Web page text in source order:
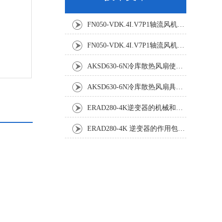
FN050-VDK.4I.V7P1轴流风机：精密温控背后的空气动力学杰作
FN050-VDK.4I.V7P1轴流风机：工业散热系统的静音革新者
AKSD630-6N冷库散热风扇使用效果怎样?
AKSD630-6N冷库散热风扇具体应用原理和优势如下
ERAD280-4K逆变器的机械和电气安装规程
ERAD280-4K 逆变器的作用包括哪些？